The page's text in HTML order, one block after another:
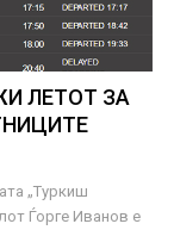
ЛЕТОТ ЗА
„Туркиш
Ѓорге Иванов е